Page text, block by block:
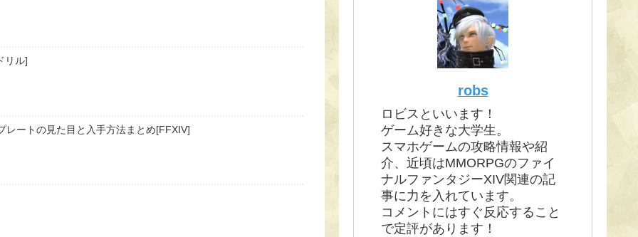
リル]
レートの見た目と入手方法まとめ[FFXIV]
robs
ロビスといいます！
ゲーム好きな大学生。
スマホゲームの攻略情報や紹
介、近頃はMMORPGのファイ
ナルファンタジーXIV関連の記
事に力を入れています。
コメントにはすぐ反応すること
で定評があります！